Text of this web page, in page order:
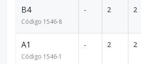
B4
Código 1546-8
- 2 2
A1
Código 1546-1
- 2 2